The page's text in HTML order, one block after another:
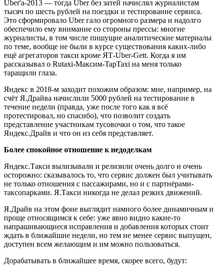
Uber'а-2013 — тогда Uber без затей начислял журналистам
тысяч по шесть рублей на поездки и тестирование сервиса.
Это сформировало Uber гало огромного размера и надолго
обеспечило ему внимание со стороны прессы: многие
журналисты, в том числе пишущие аналитические материалы
по теме, вообще не были в курсе существования каких-либо
ещё агрегаторов такси кроме ЯТ-Uber-Gett. Когда я им
рассказывал о Rutaxi-Максим-TapTaxi на меня только
таращили глаза.
Яндекс в 2018-м заходит похожим образом: мне, например, на
счёт Я.Драйва начислили 5000 рублей на тестирование в
течение недели (правда, уже после того как я всё
протестировал, но спасибо), что позволит создать
представление участникам тусовочки о том, что такое
Яндекс.Драйв и что он из себя представляет.
Более спокойное отношение к недоделкам
Яндекс.Такси вылизывали и релизили очень долго и очень
осторожно: сказывалось то, что сервис должен был учитывать
не только отношения с пассажирами, но и с партнёрами-
таксопарками. Я.Такси никогда не делал резких движений.
Я.Драйв на этом фоне выглядит намного более динамичным и
проще относящимся к себе: уже явно видно какие-то
напрашивающиеся исправления и добавления которых стоит
ждать в ближайшие недели, но тем не менее сервис выпущен,
доступен всем желающим и им можно пользоваться.
Дорабатывать в ближайшее время, скорее всего, будут: